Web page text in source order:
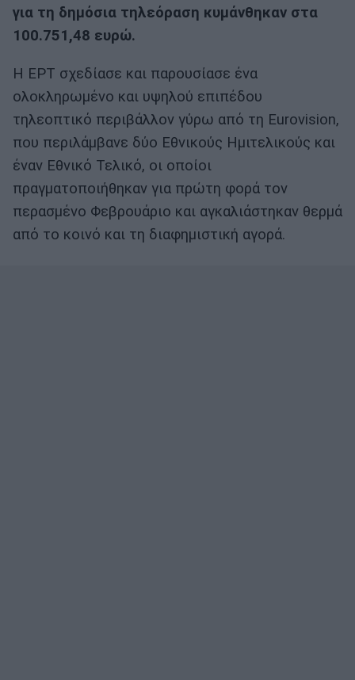
για τη δημόσια τηλεόραση κυμάνθηκαν στα
100.751,48 ευρώ.
Η ΕΡΤ σχεδίασε και παρουσίασε ένα
ολοκληρωμένο και υψηλού επιπέδου
τηλεοπτικό περιβάλλον γύρω από τη Eurovision,
που περιλάμβανε δύο Εθνικούς Ημιτελικούς και
έναν Εθνικό Τελικό, οι οποίοι
πραγματοποιήθηκαν για πρώτη φορά τον
περασμένο Φεβρουάριο και αγκαλιάστηκαν θερμά
από το κοινό και τη διαφημιστική αγορά.